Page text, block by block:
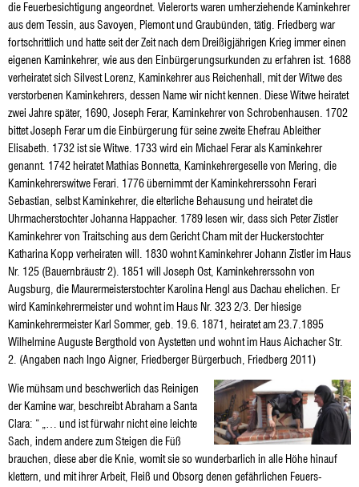
die Feuerbesichtigung angeordnet. Vielerorts waren umherziehende Kaminkehrer
aus dem Tessin, aus Savoyen, Piemont und Graubünden, tätig. Friedberg war
fortschrittlich und hatte seit der Zeit nach dem Dreißigjährigen Krieg immer einen
eigenen Kaminkehrer, wie aus den Einbürgerungsurkunden zu erfahren ist. 1688
verheiratet sich Silvest Lorenz, Kaminkehrer aus Reichenhall, mit der Witwe des
verstorbenen Kaminkehrers, dessen Name wir nicht kennen. Diese Witwe heiratet
zwei Jahre später, 1690, Joseph Ferar, Kaminkehrer von Schrobenhausen. 1702
bittet Joseph Ferar um die Einbürgerung für seine zweite Ehefrau Ableither
Elisabeth. 1732 ist sie Witwe. 1733 wird ein Michael Ferar als Kaminkehrer
genannt. 1742 heiratet Mathias Bonnetta, Kaminkehrergeselle von Mering, die
Kaminkehrerswitwe Ferari. 1776 übernimmt der Kaminkehrerssohn Ferari
Sebastian, selbst Kaminkehrer, die elterliche Behausung und heiratet die
Uhrmacherstochter Johanna Happacher. 1789 lesen wir, dass sich Peter Zistler
Kaminkehrer von Traitsching aus dem Gericht Cham mit der Huckerstochter
Katharina Kopp verheiraten will. 1830 wohnt Kaminkehrer Johann Zistler im Haus
Nr. 125 (Bauernbräustr 2). 1851 will Joseph Ost, Kaminkehrerssohn von
Augsburg, die Maurermeisterstochter Karolina Hengl aus Dachau ehelichen. Er
wird Kaminkehrermeister und wohnt im Haus Nr. 323 2/3. Der hiesige
Kaminkehrermeister Karl Sommer, geb. 19.6. 1871, heiratet am 23.7.1895
Wilhelmine Auguste Bergthold von Aystetten und wohnt im Haus Aichacher Str.
2. (Angaben nach Ingo Aigner, Friedberger Bürgerbuch, Friedberg 2011)
Wie mühsam und beschwerlich das Reinigen
der Kamine war, beschreibt Abraham a Santa
Clara: “ „… und ist fürwahr nicht eine leichte
Sach, indem andere zum Steigen die Füß
brauchen, diese aber die Knie, womit sie so wunderbarlich in alle Höhe hinauf
klettern, und mit ihrer Arbeit, Fleiß und Obsorg denen gefährlichen Feuers-